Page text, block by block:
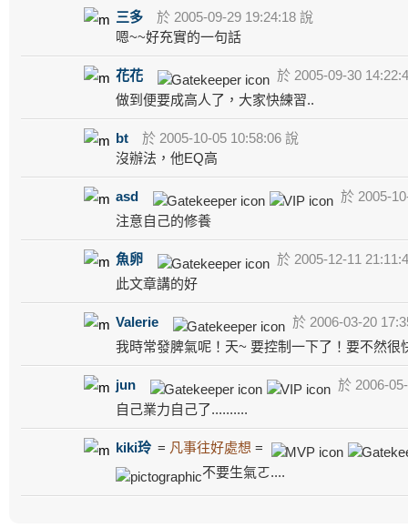
三多
於 2005-09-29 19:24:18 說
嗯~~好充實的一句話
花花
於 2005-09-30
做到便要成高人了，大家快練習..
bt
於 2005-10-05 10:58:06 說
沒辦法，他EQ高
asd
於 2005-
注意自己的修養
魚卵
於 2005-12-11
此文章講的好
Valerie
於 2006-03-20
我時常發脾氣呢！天~ 要控制一下了！要不然很
jun
於 2006-
自己業力自己了..........
kiki玲 = 凡事往好處想 =
不要生氣ㄛ....